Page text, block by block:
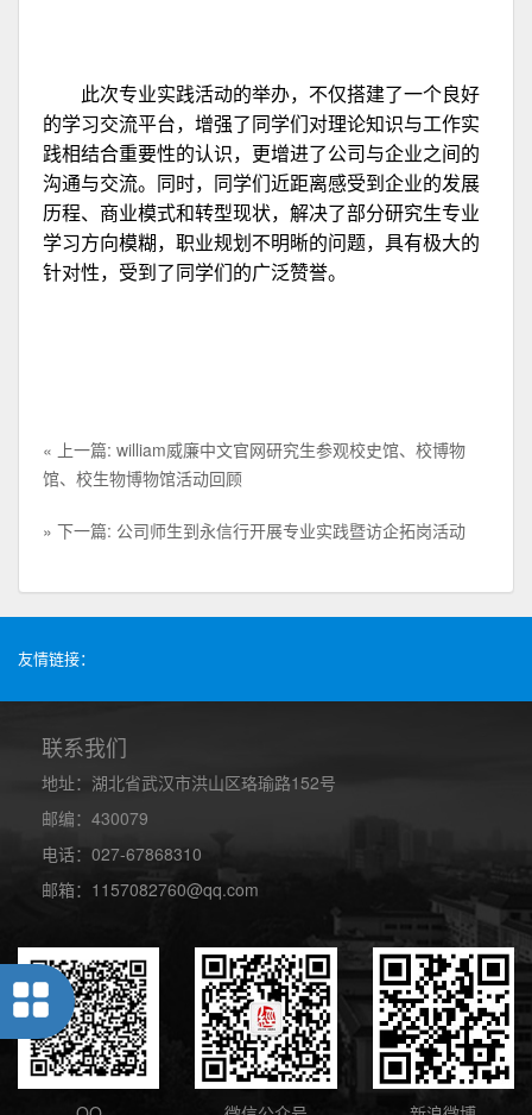
此次专业实践活动的举办，不仅搭建了一个良好
的学习交流平台，增强了同学们对理论知识与工作实
践相结合重要性的认识，更增进了公司与企业之间的
沟通与交流。同时，同学们近距离感受到企业的发展
历程、商业模式和转型现状，解决了部分研究生专业
学习方向模糊，职业规划不明晰的问题，具有极大的
针对性，受到了同学们的广泛赞誉。
« 上一篇: william威廉中文官网研究生参观校史馆、校博物
馆、校生物博物馆活动回顾
» 下一篇: 公司师生到永信行开展专业实践暨访企拓岗活动
友情链接：
联系我们
地址：湖北省武汉市洪山区珞瑜路152号
邮编：430079
电话：027-67868310
邮箱：1157082760@qq.com